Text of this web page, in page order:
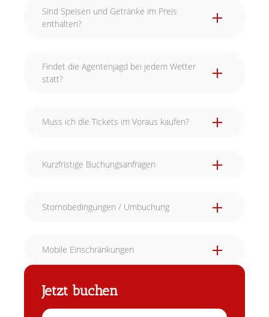
Sind Speisen und Getränke im Preis
enthalten?
Findet die Agentenjagd bei jedem Wetter
statt?
Muss ich die Tickets im Voraus kaufen?
Kurzfristige Buchungsanfragen
Stornobedingungen / Umbuchung
Mobile Einschränkungen
Jetzt buchen